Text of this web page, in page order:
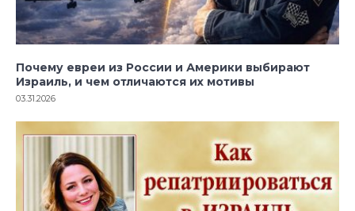
Почему евреи из России и Америки выбирают
Израиль, и чем отличаются их мотивы
03.31.2026